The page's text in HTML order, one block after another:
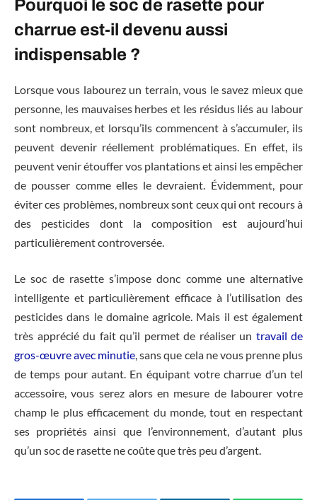
Pourquoi le soc de rasette pour
charrue est-il devenu aussi
indispensable ?
Lorsque vous labourez un terrain, vous le savez mieux que
personne, les mauvaises herbes et les résidus liés au labour
sont nombreux, et lorsqu’ils commencent à s’accumuler, ils
peuvent devenir réellement problématiques. En effet, ils
peuvent venir étouffer vos plantations et ainsi les empêcher
de pousser comme elles le devraient. Évidemment, pour
éviter ces problèmes, nombreux sont ceux qui ont recours à
des pesticides dont la composition est aujourd’hui
particulièrement controversée.
Le soc de rasette s’impose donc comme une alternative
intelligente et particulièrement efficace à l’utilisation des
pesticides dans le domaine agricole. Mais il est également
très apprécié du fait qu’il permet de réaliser un travail de
gros-œuvre avec minutie, sans que cela ne vous prenne plus
de temps pour autant. En équipant votre charrue d’un tel
accessoire, vous serez alors en mesure de labourer votre
champ le plus efficacement du monde, tout en respectant
ses propriétés ainsi que l’environnement, d’autant plus
qu’un soc de rasette ne coûte que très peu d’argent.